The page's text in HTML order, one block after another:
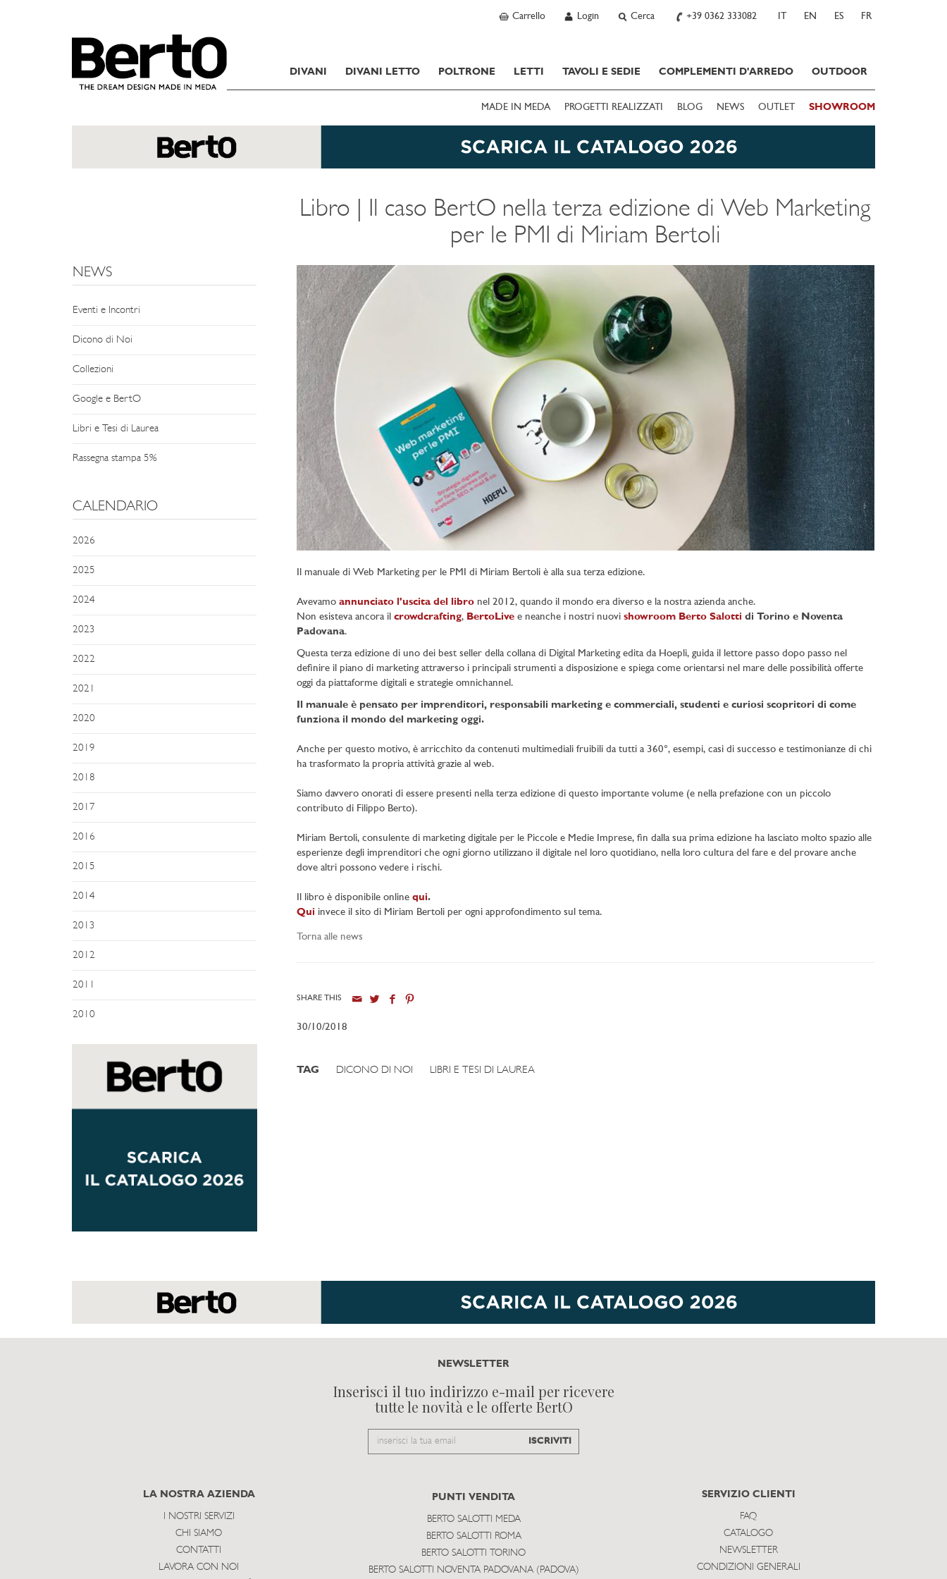
Carrello Login Cerca +39 0362 333082 IT EN ES FR
DIVANI DIVANI LETTO POLTRONE LETTI TAVOLI E SEDIE COMPLEMENTI D'ARREDO OUTDOOR
MADE IN MEDA PROGETTI REALIZZATI BLOG NEWS OUTLET SHOWROOM
Libro | Il caso BertO nella terza edizione di Web Marketing
per le PMI di Miriam Bertoli
NEWS
Eventi e Incontri
Dicono di Noi
Collezioni
Google e BertO
Libri e Tesi di Laurea
Rassegna stampa 5%
CALENDARIO
2026
2025
2024
2023
2022
2021
2020
2019
2018
2017
2016
2015
2014
2013
2012
2011
2010
Il manuale di Web Marketing per le PMI di Miriam Bertoli è alla sua terza edizione.
Avevamo annunciato l'uscita del libronel 2012, quando il mondo era diverso e la nostra azienda anche.
Non esisteva ancora il crowdcrafting, BertoLivee neanche i nostri nuovi showroom Berto Salotti di Torino e Noventa
Padovana.
Questa terza edizione di uno dei best seller della collana di Digital Marketing edita da Hoepli, guida il lettore passo dopo passo nel
definire il piano di marketing attraverso i principali strumenti a disposizione e spiega come orientarsi nel mare delle possibilità offerte
oggi da piattaforme digitali e strategie omnichannel.
Il manuale è pensato per imprenditori, responsabili marketing e commerciali, studenti e curiosi scopritori di come
funziona il mondo del marketing oggi.
Anche per questo motivo, è arricchito da contenuti multimediali fruibili da tutti a 360°, esempi, casi di successo e testimonianze di chi
ha trasformato la propria attività grazie al web.
Siamo davvero onorati di essere presenti nella terza edizione di questo importante volume (e nella prefazione con un piccolo
contributo di Filippo Berto).
Miriam Bertoli, consulente di marketing digitale per le Piccole e Medie Imprese, fin dalla sua prima edizione ha lasciato molto spazio alle
esperienze degli imprenditori che ogni giorno utilizzano il digitale nel loro quotidiano, nella loro cultura del fare e del provare anche
dove altri possono vedere i rischi.
Il libro è disponibile online qui.
Qui invece il sito di Miriam Bertoli per ogni approfondimento sul tema.
Torna alle news
SHARE THIS
30/10/2018
TAG DICONO DI NOI LIBRI E TESI DI LAUREA
NEWSLETTER
Inserisci il tuo indirizzo e-mail per ricevere
tutte le novità e le offerte BertO
Email
ISCRIVITI
LA NOSTRA AZIENDA
I NOSTRI SERVIZI
CHI SIAMO
CONTATTI
LAVORA CON NOI
PUNTI VENDITA
BERTO SALOTTI MEDA
BERTO SALOTTI ROMA
BERTO SALOTTI TORINO
BERTO SALOTTI NOVENTA PADOVANA (PADOVA)
SERVIZIO CLIENTI
FAQ
CATALOGO
NEWSLETTER
CONDIZIONI GENERALI